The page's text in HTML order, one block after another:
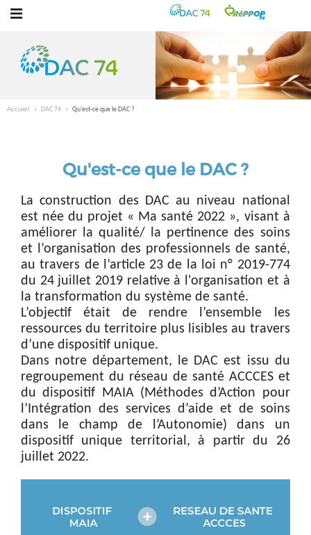
Accueil DAC 74 Qu'est-ce que le DAC ?
Qu'est-ce que le DAC ?
La construction des DAC au niveau national
est née du projet « Ma santé 2022 », visant à
améliorer la qualité/ la pertinence des soins
et l’organisation des professionnels de santé,
au travers de l’article 23 de la loi n° 2019-774
du 24 juillet 2019 relative à l'organisation et à
la transformation du système de santé.
L’objectif était de rendre l’ensemble les
ressources du territoire plus lisibles au travers
d’une dispositif unique.
Dans notre département, le DAC est issu du
regroupement du réseau de santé ACCCES et
du dispositif MAIA (Méthodes d’Action pour
l’Intégration des services d’aide et de soins
dans le champ de l’Autonomie) dans un
dispositif unique territorial, à partir du 26
juillet 2022.